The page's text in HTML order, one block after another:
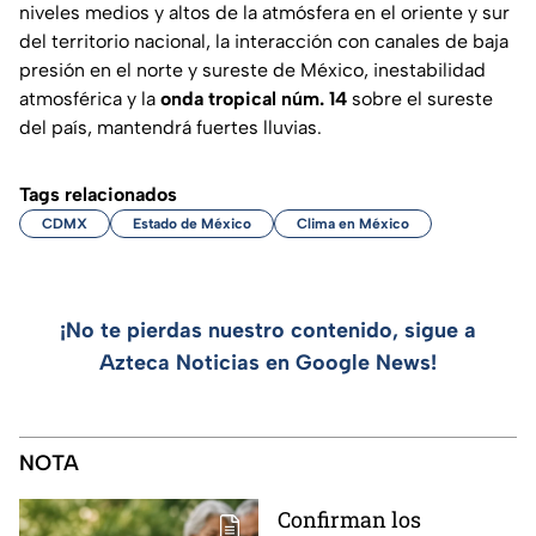
niveles medios y altos de la atmósfera en el oriente y sur
del territorio nacional, la interacción con canales de baja
presión en el norte y sureste de México, inestabilidad
atmosférica y la onda tropical núm. 14 sobre el sureste
del país, mantendrá fuertes lluvias.
Tags relacionados
CDMX Estado de México Clima en México
¡No te pierdas nuestro contenido, sigue a
Azteca Noticias en Google News!
NOTA
Confirman los